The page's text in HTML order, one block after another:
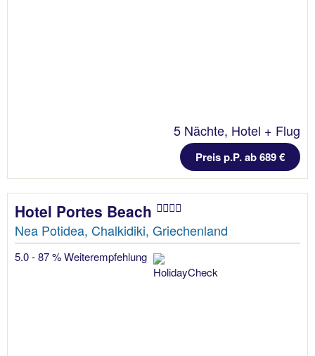
5 Nächte, Hotel + Flug
Preis p.P. ab 689 €
Hotel Portes Beach
Nea Potidea, Chalkidiki, Griechenland
5.0 - 87 % Weiterempfehlung